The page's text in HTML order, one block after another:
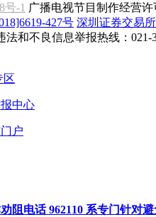
号-1 广播电视节目制作经营
427号 深圳证券交易
法和不良信息举报热线：021-
区
中心
户
阻电话 962110 系专门针对